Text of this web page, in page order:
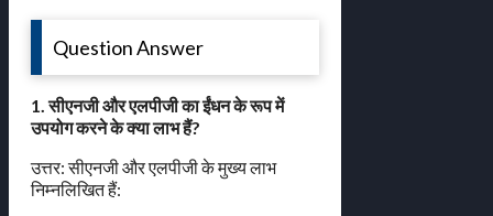
Question Answer
1. सीएनजी और एलपीजी का ईंधन के रूप में
उपयोग करने के क्या लाभ हैं?
उत्तर: सीएनजी और एलपीजी के मुख्य लाभ
निम्नलिखित हैं: